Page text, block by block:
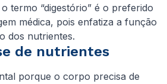
termo “digestório” é o preferido
médica, pois enfatiza a função
dos nutrientes.
de nutrientes
porque o corpo precisa de